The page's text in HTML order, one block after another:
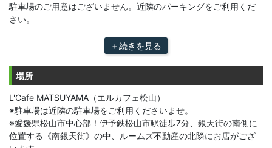
場所
L'Cafe MATSUYAMA（エルカフェ松山）
※駐車場は近隣の駐車場をご利用くださいませ。
※愛媛県松山市中心部！伊予鉄松山市駅徒歩7分、銀天街の南側に
位置する《南銀天街》の中、ルームズ不動産の北隣にお店がござ
駐車場のご用意はございません。近隣のパーキングをご利用くだ
さい。
＋続きを見る